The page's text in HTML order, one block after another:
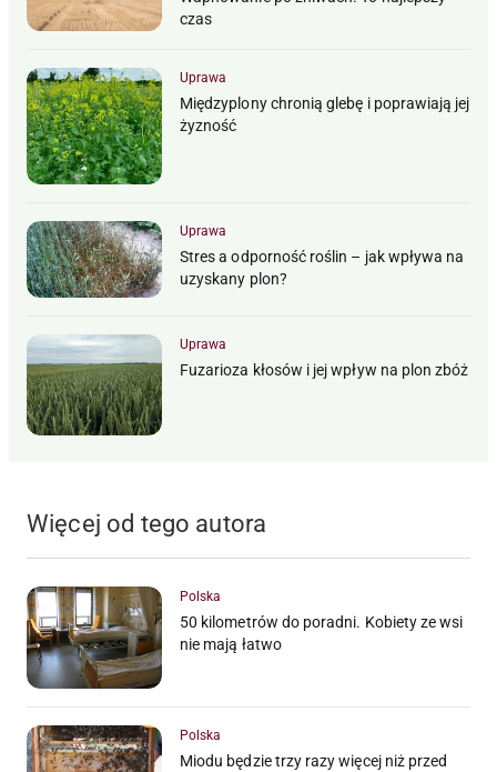
czas
Uprawa
Międzyplony chronią glebę i poprawiają jej
żyzność
Uprawa
Stres a odporność roślin – jak wpływa na
uzyskany plon?
Uprawa
Fuzarioza kłosów i jej wpływ na plon zbóż
Więcej od tego autora
Polska
50 kilometrów do poradni. Kobiety ze wsi
nie mają łatwo
Polska
Miodu będzie trzy razy więcej niż przed